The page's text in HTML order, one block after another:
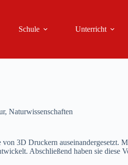
Schule
Unterricht
, Naturwissenschaften
3D Druckern auseinandergesetzt.
Abschließend haben sie diese